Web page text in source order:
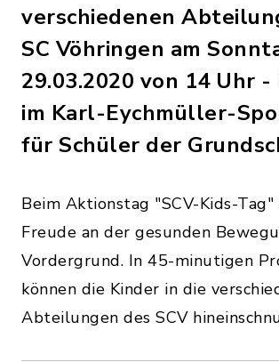
verschiedenen
SC Vöhringen am
29.03.2020 von 14 Uhr -
im Karl-Eychmüller-
für Schüler der
Beim Aktionstag "SCV-Kids-
Freude an der gesunden
Vordergrund. In 45-minutigen
können die Kinder in die
Abteilungen des SCV